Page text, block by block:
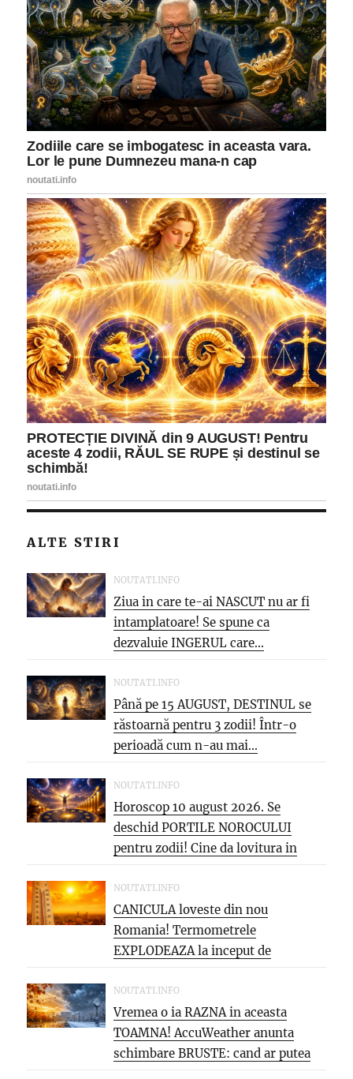
ALTE STIRI
NOUTATI.INFO
Ziua in care te-ai NASCUT nu ar fi
intamplatoare! Se spune ca
dezvaluie INGERUL care...
NOUTATI.INFO
Până pe 15 AUGUST, DESTINUL se
răstoarnă pentru 3 zodii! Într-o
perioadă cum n-au mai...
NOUTATI.INFO
Horoscop 10 august 2026. Se
deschid PORTILE NOROCULUI
pentru zodii! Cine da lovitura in
cariera...
NOUTATI.INFO
CANICULA loveste din nou
Romania! Termometrele
EXPLODEAZA la inceput de
saptamana: aproape 40°C si
PARJOL...
NOUTATI.INFO
Vremea o ia RAZNA in aceasta
TOAMNA! AccuWeather anunta
schimbare BRUSTE: cand ar putea
veni...